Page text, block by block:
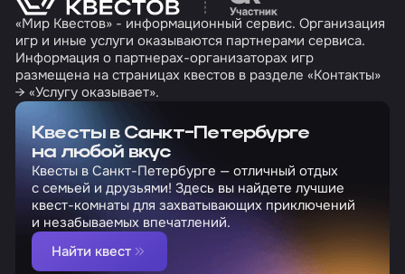
«Мир Квестов» - информационный сервис. Организация
игр и иные услуги оказываются партнерами сервиса.
Информация о партнерах-организаторах игр
размещена на страницах квестов в разделе «Контакты»
→ «Услугу оказывает».
Квесты в Санкт-Петербурге
на любой вкус
Квесты в Санкт-Петербурге — отличный отдых
с семьей и друзьями! Здесь вы найдете лучшие
квест-комнаты для захватывающих приключений
и незабываемых впечатлений.
Найти квест